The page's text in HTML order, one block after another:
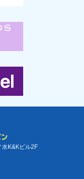
K&Kビル2F